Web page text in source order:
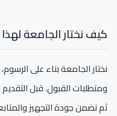
كيف نختار الجامعة
نختار الجامعة بناء على
ومتطلبات القبول. قبل
ثم نضمن جودة التجهيز